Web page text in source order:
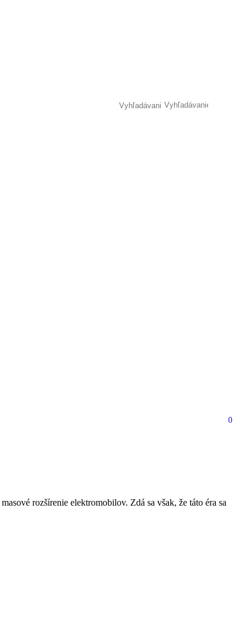
0
rozšírenie elektromobilov. Zdá sa však, že táto éra sa